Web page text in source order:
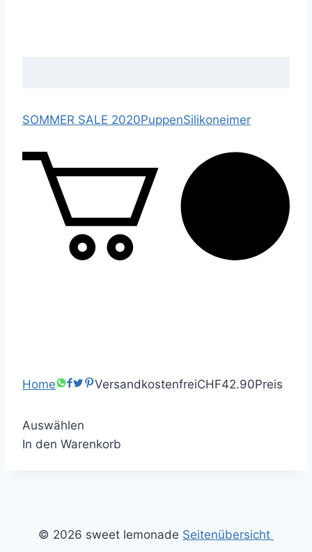
SOMMER SALE 2020PuppenSilikoneimer
Home VersandkostenfreiCHF42.90Preis
Auswählen
In den Warenkorb
© 2026 sweet lemonade Seitenübersicht